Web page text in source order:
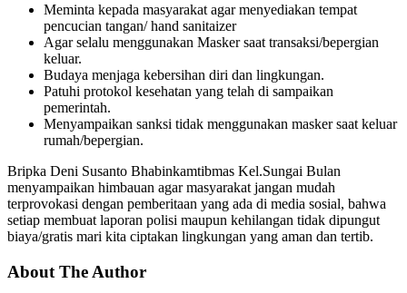
Meminta kepada masyarakat agar menyediakan tempat
pencucian tangan/ hand sanitaizer
Agar selalu menggunakan Masker saat transaksi/bepergian
keluar.
Budaya menjaga kebersihan diri dan lingkungan.
Patuhi protokol kesehatan yang telah di sampaikan
pemerintah.
Menyampaikan sanksi tidak menggunakan masker saat keluar
rumah/bepergian.
Bripka Deni Susanto Bhabinkamtibmas Kel.Sungai Bulan
menyampaikan himbauan agar masyarakat jangan mudah
terprovokasi dengan pemberitaan yang ada di media sosial, bahwa
setiap membuat laporan polisi maupun kehilangan tidak dipungut
biaya/gratis mari kita ciptakan lingkungan yang aman dan tertib.
About The Author